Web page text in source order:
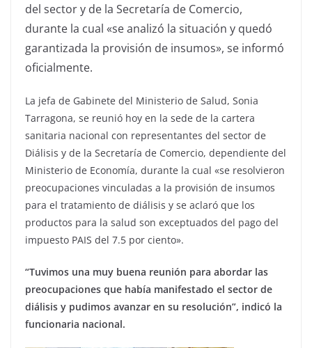
del sector y de la Secretaría de Comercio,
durante la cual «se analizó la situación y quedó
garantizada la provisión de insumos», se informó
oficialmente.
La jefa de Gabinete del Ministerio de Salud, Sonia
Tarragona, se reunió hoy en la sede de la cartera
sanitaria nacional con representantes del sector de
Diálisis y de la Secretaría de Comercio, dependiente del
Ministerio de Economía, durante la cual «se resolvieron
preocupaciones vinculadas a la provisión de insumos
para el tratamiento de diálisis y se aclaró que los
productos para la salud son exceptuados del pago del
impuesto PAIS del 7.5 por ciento».
“Tuvimos una muy buena reunión para abordar las
preocupaciones que había manifestado el sector de
diálisis y pudimos avanzar en su resolución”, indicó la
funcionaria nacional.